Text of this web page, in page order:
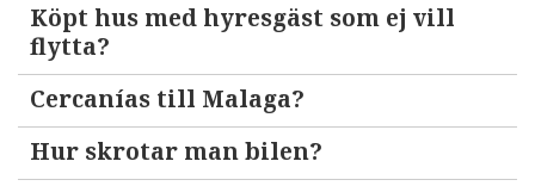
Köpt hus med hyresgäst som ej vill
flytta?
Cercanías till Malaga?
Hur skrotar man bilen?